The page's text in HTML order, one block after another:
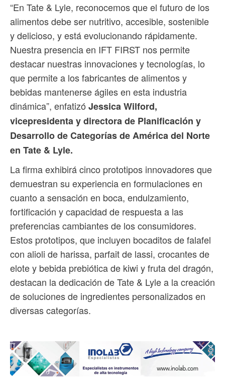
“En Tate & Lyle, reconocemos que el futuro de los
alimentos debe ser nutritivo, accesible, sostenible
y delicioso, y está evolucionando rápidamente.
Nuestra presencia en IFT FIRST nos permite
destacar nuestras innovaciones y tecnologías, lo
que permite a los fabricantes de alimentos y
bebidas mantenerse ágiles en esta industria
dinámica”, enfatizó Jessica Wilford,
vicepresidenta y directora de Planificación y
Desarrollo de Categorías de América del Norte
en Tate & Lyle.
La firma exhibirá cinco prototipos innovadores que
demuestran su experiencia en formulaciones en
cuanto a sensación en boca, endulzamiento,
fortificación y capacidad de respuesta a las
preferencias cambiantes de los consumidores.
Estos prototipos, que incluyen bocaditos de falafel
con alioli de harissa, parfait de lassi, crocantes de
elote y bebida prebiótica de kiwi y fruta del dragón,
destacan la dedicación de Tate & Lyle a la creación
de soluciones de ingredientes personalizados en
diversas categorías.